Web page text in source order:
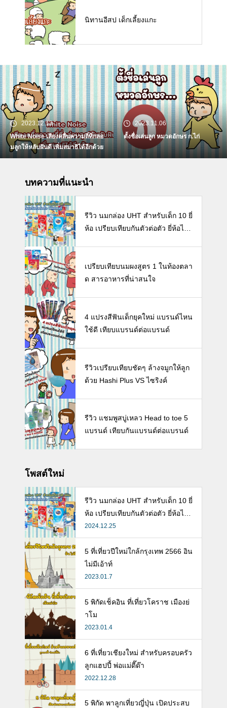
นิทานอีสป เด็กเลี้ยงแกะ
2023.12.13
White Noise เสียงคลื่นความถี่ที่กล่อ
มลูกให้หลับฝันดี เพิ่มสมาธิได้อีกด้วย
2023.11.06
ตั้งชื่อเล่นลูก หมวดอักษร ก.ไก่
บทความที่แนะนำ
รีวิว นมกล่อง UHT สำหรับเด็ก 10 ยี่
ห้อ เปรียบเทียบกันตัวต่อตัว ยี่ห้อไห
เปรียบเทียบนมผงสูตร 1 ในท้องตลา
ด สารอาหารที่น่าสนใจ
4 แปรงสีฟันเด็กยุคใหม่ แบรนด์ไหน
ใช้ดี เทียบแบรนด์ต่อแบรนด์
รีวิวเปรียบเทียบชัดๆ ล้างจมูกให้ลูก
ด้วย Hashi Plus VS ไซริงค์
รีวิว แชมพูสบู่เหลว Head to toe 5
แบรนด์ เทียบกันแบรนด์ต่อแบรนด์
โพสต์ใหม่
รีวิว นมกล่อง UHT สำหรับเด็ก 10 ยี่
ห้อ เปรียบเทียบกันตัวต่อตัว ยี่ห้อไห
นดี พร้อมแนะวิธีการเลือกนมกล่องใ
ห้ลูก
2024.12.25
5 ที่เที่ยวปีใหม่ใกล้กรุงเทพ 2566 อิน
ไม่มีเอ้าท์
2023.01.7
5 พิกัดเช็คอิน ที่เที่ยวโคราช เมืองย่
าโม
2023.01.4
6 ที่เที่ยวเชียงใหม่ สำหรับครอบครัว
ลูกแฮปปี้ พ่อแม่ดี๊ด๊า
2022.12.28
5 พิกัด พาลูกเที่ยวญี่ปุ่น เปิดประสบ